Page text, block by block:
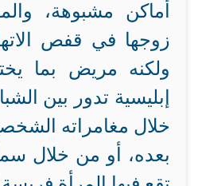
أماكن مشبوهة،
زوجها في قفص
ولكنه مريض بما
إبليسية تدور بين
خلال مغامراته
بعده، أو من خلال